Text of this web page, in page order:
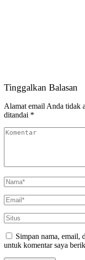
Tinggalkan Balasan
Alamat email Anda tidak
ditandai *
Simpan nama, email,
untuk komentar saya